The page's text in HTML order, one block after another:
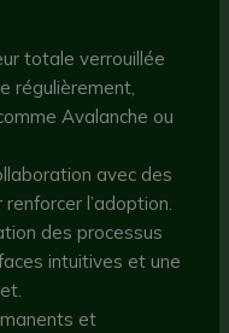
totale verrouillée
régulièrement,
Avalanche ou
avec des
l’adoption.
des processus
intuitives et une
et